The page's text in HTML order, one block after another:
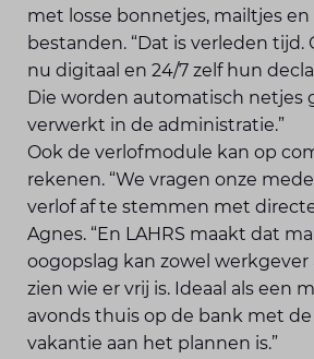
met losse bonnetjes, mailtjes en
bestanden. “Dat is verleden tijd.
nu digitaal en 24/7 zelf hun
Die worden automatisch netjes
verwerkt in de administratie.”
Ook de verlofmodule kan op
rekenen. “We vragen onze
verlof af te stemmen met directe
Agnes. “En LAHRS maakt dat
oogopslag kan zowel
zien wie er vrij is. Ideaal als een
avonds thuis op de bank met
vakantie aan het plannen is.”